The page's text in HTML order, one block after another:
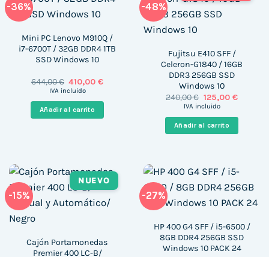
-36%
Mini PC Lenovo M910Q /
i7-6700T / 32GB DDR4 1TB
SSD Windows 10
644,00€ El
precio
era:
644,00 €.
410,00€El
es:
410,00 €.
IVA incluido
Añadir al carrito
-48%
Fujitsu E410 SFF /
Celeron-G1840 / 16GB
DDR3 256GB SSD
Windows 10
240,00€ El
precio
era:
240,00 €.
125,00 €El
es:
125,00
IVA incluido
Añadir al carrito
-15%
NUEVO
Cajón Portamonedas
Premier 400 LC-B/
-27%
HP 400 G4 SFF / i5-6500 /
8GB DDR4 256GB SSD
Windows 10 PACK 24